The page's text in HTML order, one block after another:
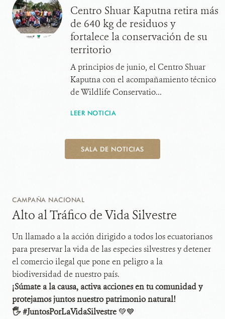
Centro Shuar Kaputna retira más
de 640 kg de residuos y
fortalece la conservación de su
territorio
A principios de junio, el Centro Shuar
Kaputna con el acompañamiento técnico
de Wildlife Conservatio...
LEER NOTICIA
SALA DE NOTICIAS
CAMPAÑA NACIONAL
Alto al Tráfico de Vida Silvestre
Un llamado a la acción dirigido a todos los ecuatorianos
para preservar la vida de las especies silvestres y detener
el comercio ilegal que pone en peligro a la
biodiversidad de nuestro país.
¡Súmate a la causa, activa acciones en tu comunidad y
protejamos juntos nuestro patrimonio natural!
🖐 #JuntosPorLaVidaSilvestre 💚💙